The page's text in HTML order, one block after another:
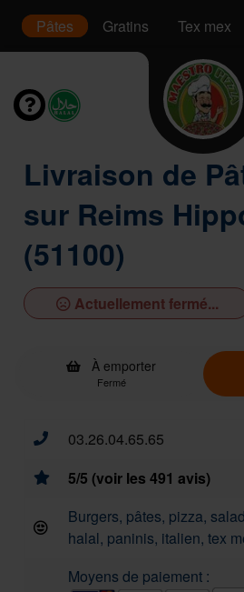
Pâtes Gratins Tex mex
Livraison de
sur Reims
(51100)
Actuellement fermé...
À emporter
Fermé
03.26.04.65.65
5/5 (voir les 491 avis)
Burgers, pâtes, pizza,
halal, paninis, italien, tex
Moyens de paiement :